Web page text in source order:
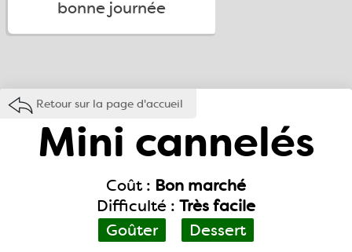
bonne journée
Retour sur la page d'accueil
Mini cannelés
Coût : Bon marché
Difficulté : Très facile
Goûter
Dessert